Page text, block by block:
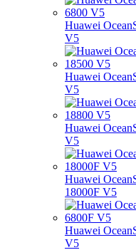
Huawei
V5
Huawei
V5
Huawei
V5
Huawei
18000F V5
Huawei
V5